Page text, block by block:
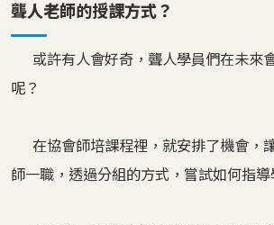
聾人老師的授課方式？
或許有人會好奇，聾人學員們在未來
呢？
在協會師培課程裡，就安排了機會，
師一職，透過分組的方式，嘗試如何指導